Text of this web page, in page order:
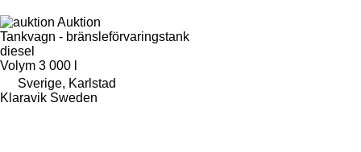
Auktion
Tankvagn - bränsleförvaringstank
diesel
Volym 3 000 l
Sverige, Karlstad
Klaravik Sweden